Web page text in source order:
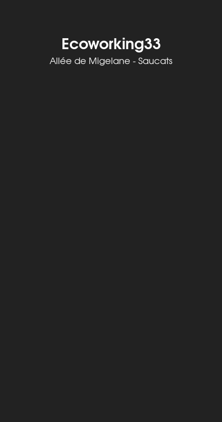
Ecoworking33
Allée de Migelane - Saucats